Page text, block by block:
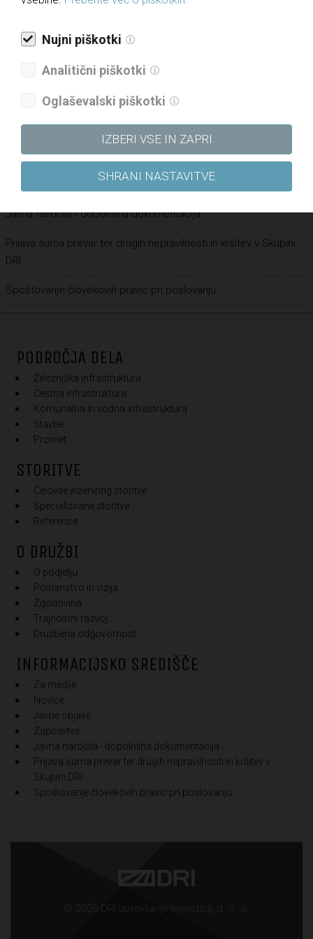
Pravilnik o sponzorstvih in donacijah
Kultura pravičnosti – Letališče Edvarda Rusjana Maribor
Pravilnik o zaščiti prijaviteljev
Varstvo osebnih podatkov
Javna naročila - dopolnilna dokumentacija
Prijava suma prevar ter drugih nepravilnosti in kršitev v Skupini
DRI
Spoštovanje človekovih pravic pri poslovanju
PODROČJA DELA
Železniška infrastruktura
Cestna infrastruktura
Komunalna in vodna infrastruktura
Stavbe
Promet
STORITVE
Celovite inženiring storitve
Specializirane storitve
Reference
O DRUŽBI
O podjetju
Poslanstvo in vizija
Zgodovina
Trajnostni razvoj
Družbena odgovornost
INFORMACIJSKO SREDIŠČE
Za medije
Novice
Javne objave
Zaposlitve
Javna naročila - dopolnilna dokumentacija
Prijava suma prevar ter drugih nepravilnosti in kršitev v
Skupini DRI
Spoštovanje človekovih pravic pri poslovanju
© 2026 DRI upravljanje investicij, d. o. o.
Nujni piškotki
Analitični piškotki
Oglaševalski piškotki
IZBERI VSE IN ZAPRI
SHRANI NASTAVITVE